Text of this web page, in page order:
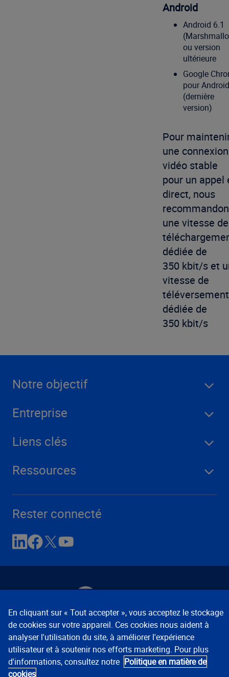
Android
Android 6.1
ou version
ultérieure
Google
pour Android
(dernière
version)
Pour
une connexion
vidéo stable
pour un appel
direct, nous
une vitesse de
dédiée de
350 kbit/s et
vitesse de
téléversement
dédiée de
350 kbit/s
Notre objectif
Entreprise
Liens clés
Ressources
Rester connecté
Avis de confidentialité
Conditions d’utilisation
Préférences relatives aux témoins © 2008, 2026
Verisk Analytics, Inc. Tous droits réservés.
En cliquant sur « Tout accepter », vous acceptez le stockage
de cookies sur votre appareil. Ces cookies nous aident à
analyser l'utilisation du site, à améliorer l'expérience
utilisateur et à soutenir nos efforts marketing. Pour plus
d'informations, consultez notre Politique en matière de
cookies